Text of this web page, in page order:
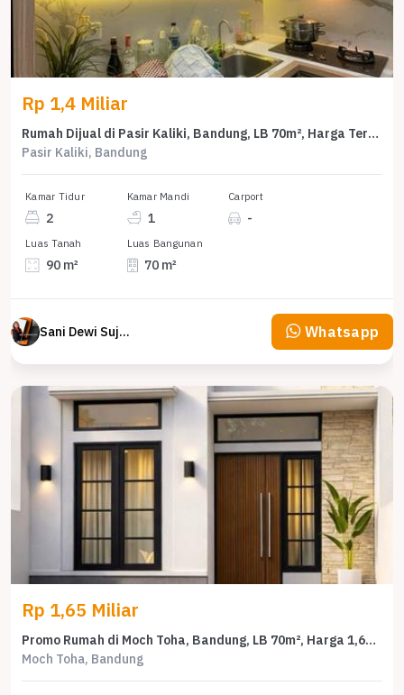
Rp 1,4 Miliar
Rumah Dijual di Pasir Kaliki, Bandung, LB 70m², Harga Terbaik!
Pasir Kaliki, Bandung
Kamar Tidur
2
Kamar Mandi
1
Carport
-
Luas Tanah
90 m²
Luas Bangunan
70 m²
Sani Dewi Sujono Whatsapp
Rp 1,65 Miliar
Promo Rumah di Moch Toha, Bandung, LB 70m², Harga 1,65 Miliar
Moch Toha, Bandung